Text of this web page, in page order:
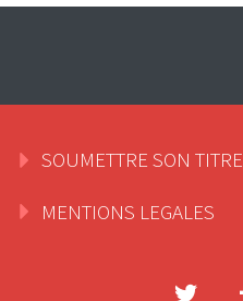
SOUMETTRE SON TITRE
MENTIONS LEGALES